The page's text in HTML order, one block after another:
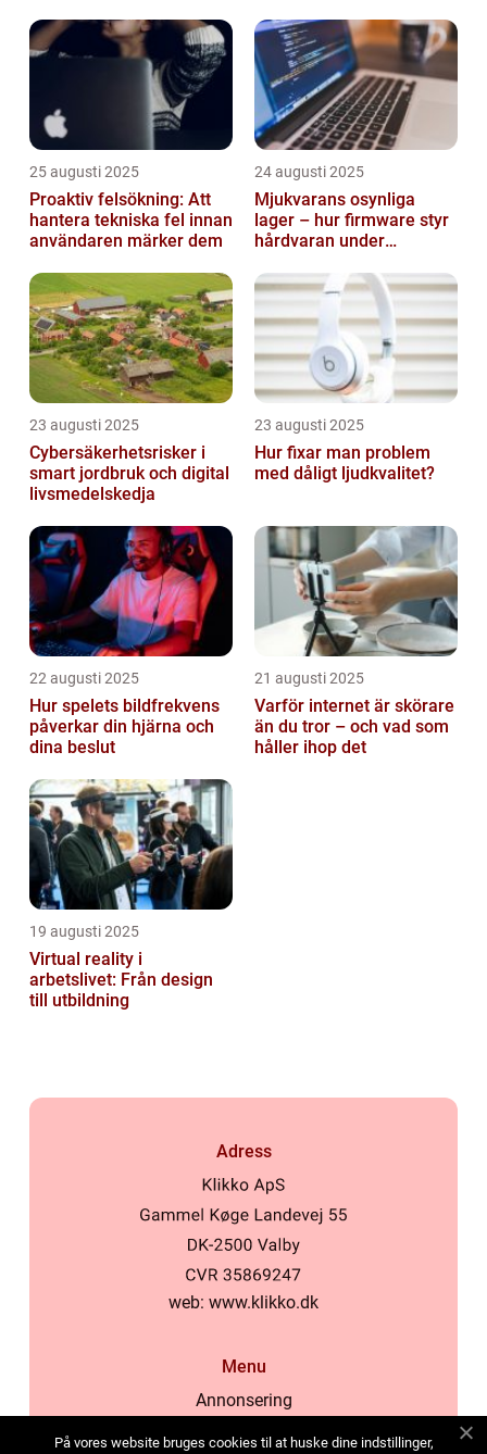
25 augusti 2025
Proaktiv felsökning: Att
hantera tekniska fel innan
användaren märker dem
24 augusti 2025
Mjukvarans osynliga
lager – hur firmware styr
hårdvaran under
23 augusti 2025
Cybersäkerhetsrisker i
smart jordbruk och digital
livsmedelskedja
23 augusti 2025
Hur fixar man problem
med dåligt ljudkvalitet?
22 augusti 2025
Hur spelets bildfrekvens
påverkar din hjärna och
dina beslut
21 augusti 2025
Varför internet är skörare
än du tror – och vad som
håller ihop det
19 augusti 2025
Virtual reality i
arbetslivet: Från design
till utbildning
Adress
web: www.klikko.dk
Menu
Annonsering
På vores website bruges cookies til at huske dine indstillinger,